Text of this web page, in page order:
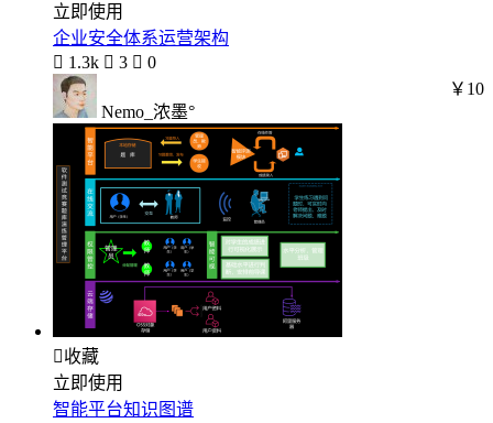
立即使用
企业安全体系运营架构
 1.3k  3  0
Nemo_浓墨°
￥10
收藏
立即使用
智能平台知识图谱